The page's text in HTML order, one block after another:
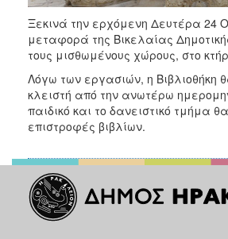
ΑΝΘΕΚΤΙΚΗ
ΠΟΛΗΞεκινά την ερχόμενη Δευτέρα 24
μεταφορά της Βικελαίας
τους μισθωμένους χώρους, στο
Λόγω των εργασιών, η Βιβλιοθήκη
κλειστή από την ανωτέρω
παιδικό και το δανειστικό τμήμα
επιστροφές βιβλίων.